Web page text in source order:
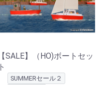
【SALE】（HO)ボートセッ
ト
SUMMERセール２